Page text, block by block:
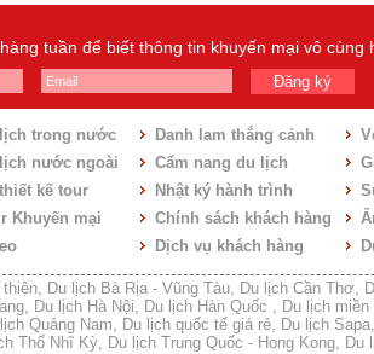
tuần để biết thông tin khuyến mại vô cùng
Đăng ký
trong nước
nước ngoài
kế tour
Khuyến mại
Danh lam thắng cảnh
Cẩm nang du lịch
Nhật ký hành trình
Chính sách khách hàng
Dịch vụ khách hàng
, Du lịch Bà Rịa - Vũng Tàu, Du lịch Cần Thơ,
, Du lịch Hà Nội, Du lịch Hàn Quốc , Du lịch miền
Quảng Nam, Du lịch quốc tế giá rẻ, Du lịch Sapa
Thổ Nhĩ Kỳ, Du lịch Trung Quốc - Hong Kong, Du